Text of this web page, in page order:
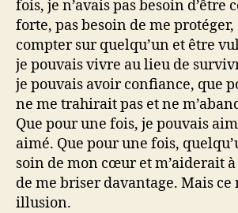
fois, je n’avais pas besoin d’être
forte, pas besoin de me
compter sur quelqu’un et être
je pouvais vivre au lieu de
je pouvais avoir confiance, que
ne me trahirait pas et ne
Que pour une fois, je pouvais
aimé. Que pour une fois,
soin de mon cœur et m’aiderait
de me briser davantage. Mais ce
illusion.